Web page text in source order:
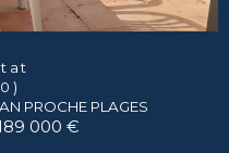
PROCHE PLAGES
000 €